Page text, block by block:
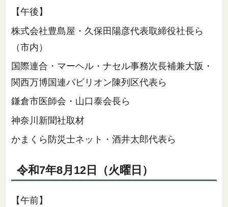
【午後】
株式会社豊島屋・久保田陽彦代表取締役社長ら
（市内）
国際連合・マーヘル・ナセル事務次長補兼大阪・
関西万博国連パビリオン陳列区代表ら
鎌倉市医師会・山口泰会長ら
神奈川新聞社取材
かまくら防災士ネット・酒井太郎代表ら
令和7年8月12日（火曜日）
【午前】